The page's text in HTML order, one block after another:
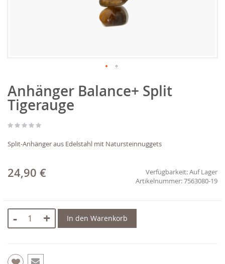
Anfang
der
Bildgalerie
springen
Anhänger Balance+ Split
Tigerauge
Split-Anhänger aus Edelstahl mit Natursteinnuggets
24,90 € Verfügbarkeit:Auf Lager
7563080-19
- + In den Warenkorb